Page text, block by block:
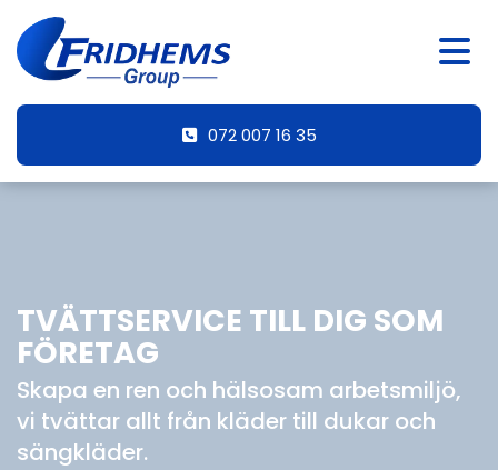
072 007 16 35
TVÄTTSERVICE TILL DIG SOM
FÖRETAG
Skapa en ren och hälsosam arbetsmiljö,
vi tvättar allt från kläder till dukar och
sängkläder.